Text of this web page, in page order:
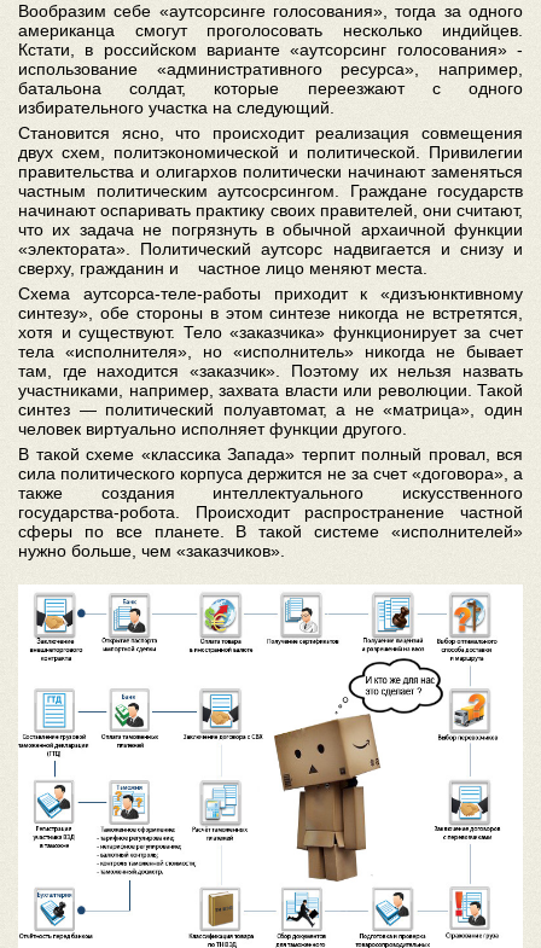
Вообразим себе «аутсорсинге голосования», тогда за одного
американца смогут проголосовать несколько индийцев.
Кстати, в российском варианте «аутсорсинг голосования» -
использование «административного ресурса», например,
батальона солдат, которые переезжают с одного
избирательного участка на следующий.
Становится ясно, что происходит реализация совмещения
двух схем, политэкономической и политической. Привилегии
правительства и олигархов политически начинают заменяться
частным политическим аутсосрсингом. Граждане государств
начинают оспаривать практику своих правителей, они считают,
что их задача не погрязнуть в обычной архаичной функции
«электората». Политический аутсорс надвигается и снизу и
сверху, гражданин и частное лицо меняют места.
Схема аутсорса-теле-работы приходит к «дизъюнктивному
синтезу», обе стороны в этом синтезе никогда не встретятся,
хотя и существуют. Тело «заказчика» функционирует за счет
тела «исполнителя», но «исполнитель» никогда не бывает
там, где находится «заказчик». Поэтому их нельзя назвать
участниками, например, захвата власти или революции. Такой
синтез — политический полуавтомат, а не «матрица», один
человек виртуально исполняет функции другого.
В такой схеме «классика Запада» терпит полный провал, вся
сила политического корпуса держится не за счет «договора», а
также создания интеллектуального искусственного
государства-робота. Происходит распространение частной
сферы по все планете. В такой системе «исполнителей»
нужно больше, чем «заказчиков».